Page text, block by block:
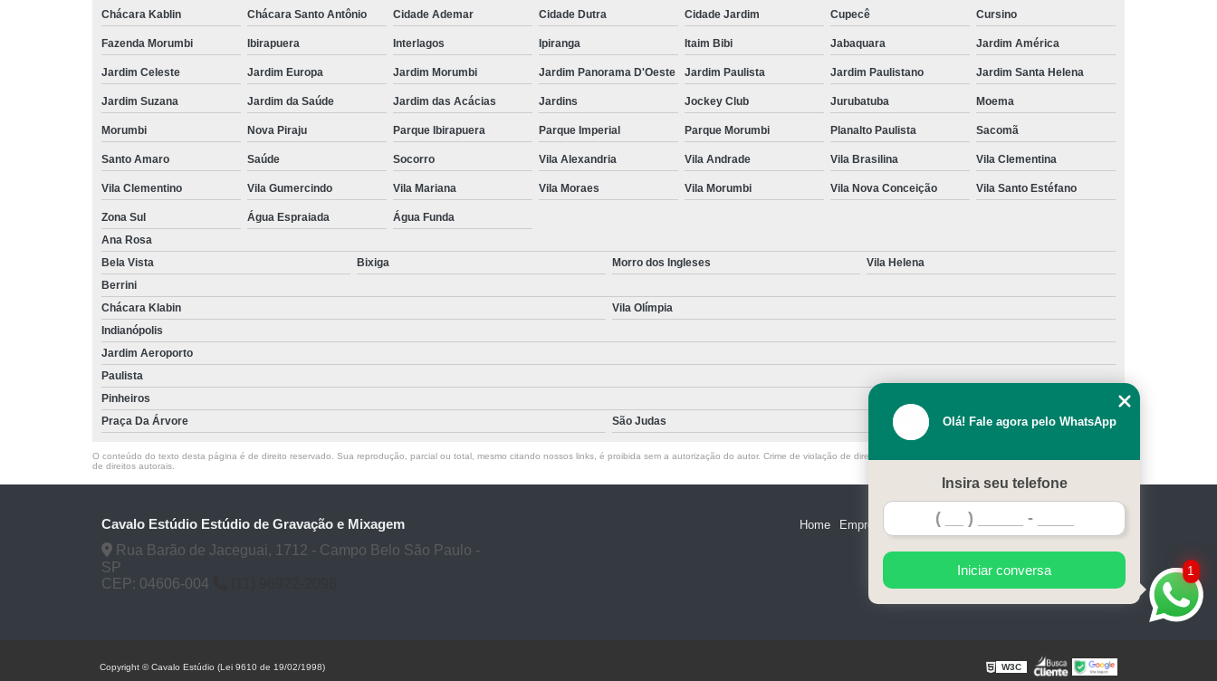
Chácara Kablin Chácara Santo Antônio Cidade Ademar Cidade Dutra Cidade Jardim Cupecê Cursino
Fazenda Morumbi Ibirapuera Interlagos Ipiranga Itaim Bibi Jabaquara Jardim América
Jardim Celeste Jardim Europa Jardim Morumbi Jardim Panorama D'Oeste Jardim Paulista Jardim Paulistano Jardim Santa Helena
Jardim Suzana Jardim da Saúde Jardim das Acácias Jardins Jockey Club Jurubatuba Moema
Morumbi Nova Piraju Parque Ibirapuera Parque Imperial Parque Morumbi Planalto Paulista Sacomã
Santo Amaro Saúde Socorro Vila Alexandria Vila Andrade Vila Brasilina Vila Clementina
Vila Clementino Vila Gumercindo Vila Mariana Vila Moraes Vila Morumbi Vila Nova Conceição Vila Santo Estéfano
Zona Sul Água Espraiada
Água Funda
Ana Rosa
Bela Vista
Bixiga Morro dos Ingleses
Vila Helena
Berrini
Chácara Klabin
Vila Olímpia
Indianópolis
Jardim Aeroporto
Paulista
Pinheiros
Praça Da Árvore
São Judas
O conteúdo do texto desta página é de direito reservado. Sua reprodução, parcial ou total, mesmo citando nossos links, é proibida sem a autorização do autor. Crime de violação de direito autoral – artigo 184 do Código Penal –
de direitos autorais
Cavalo Estúdio Estúdio de Gravação e Mixagem
Rua Barão de Jaceguai, 1712 - Campo Belo São Paulo -
SP
CEP: 04606-004
Home Empresa Serviços Contato Mapa do site
1
Olá! Fale agora pelo WhatsApp
Insira seu telefone
Iniciar conversa
Copyright © Cavalo Estúdio (Lei 9610 de 19/02/1998) W3C